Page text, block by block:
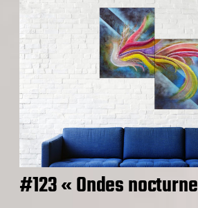
#123 « Ondes